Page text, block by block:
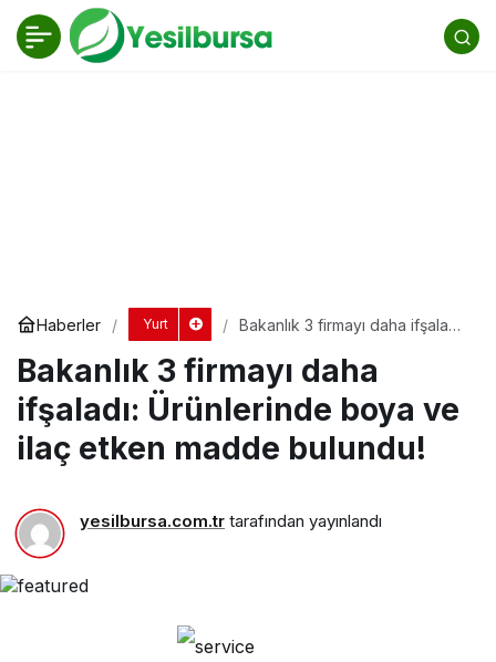
Haberler Yurt
Bakanlık 3 firmayı daha ifşaladı:
madde bulundu!
Bakanlık 3 firmayı daha
ifşaladı: Ürünlerinde boya ve
ilaç etken madde bulundu!
yesilbursa.com.tr tarafından yayınlandı
Bakanlık 3 firmayı daha ifşaladı: Ürünlerinde